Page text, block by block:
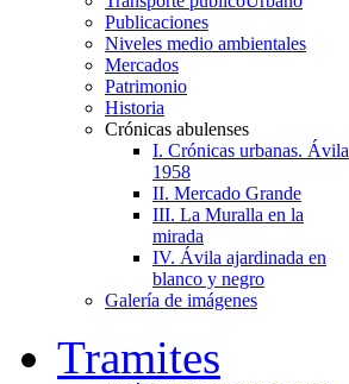
Publicaciones
Niveles medio ambientales
Mercados
Patrimonio
Historia
Crónicas abulenses
I. Crónicas urbanas. Ávila
1958
II. Mercado Grande
III. La Muralla en la
mirada
IV. Ávila ajardinada en
blanco y negro
Galería de imágenes
Tramites